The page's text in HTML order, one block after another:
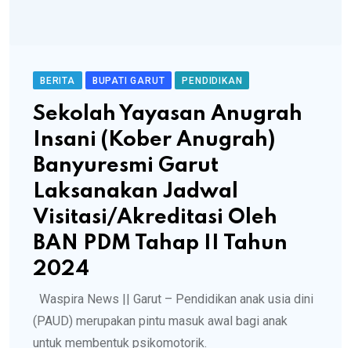
BERITA BUPATI GARUT PENDIDIKAN
Sekolah Yayasan Anugrah
Insani (Kober Anugrah)
Banyuresmi Garut
Laksanakan Jadwal
Visitasi/Akreditasi Oleh
BAN PDM Tahap II Tahun
2024
Waspira News || Garut – Pendidikan anak usia dini
(PAUD) merupakan pintu masuk awal bagi anak
untuk membentuk psikomotorik.